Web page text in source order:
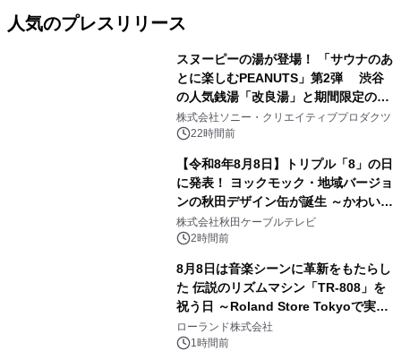
人気のプレスリリース
スヌーピーの湯が登場！ 「サウナのあ
とに楽しむPEANUTS」第2弾 渋谷
の人気銭湯「改良湯」と期間限定のコ
ラボレーション サウナイキタイコラ
ボグッズも発売決定！
株式会社ソニー・クリエイティブプロダクツ
22時間前
【令和8年8月8日】トリプル「8」の日
に発表！ ヨックモック・地域バージョ
ンの秋田デザイン缶が誕生 ～かわいい
秋田犬の子犬と秋田の四季と名所を巡
るパッケージ～ 9月1日(火)秋田県内で
株式会社秋田ケーブルテレビ
2時間前
8月8日は音楽シーンに革新をもたらし
た 伝説のリズムマシン「TR-808」を
祝う日 ～Roland Store Tokyoで実機
を展示しての 記念キャンペーンを開
催 英国ラジオ「NTS」の 特別プログ
ローランド株式会社
1時間前